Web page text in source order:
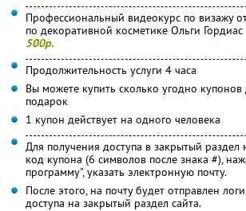
Профессиональный видеокурс по визажу
по декоративной косметике Ольги Гордиас
500р.
Продолжительность услуги 4 часа
Вы можете купить сколько угодно купонов
подарок
1 купон действует на одного человека
Для получения доступа в закрытый раздел
код купона (6 символов после знака #),
программу", указать электронную почту.
После этого, на почту будет отправлен
доступа на закрытый раздел сайта.